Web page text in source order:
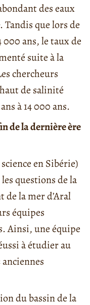
des eaux
Tandis que lors de
000 ans,le taux de
suite à la
chercheurs
de salinité
à 14 000ans.
de la dernière ère
en Sibérie)
questions de la
la mer d’Aral
équipes
Ainsi,uneéquipe
à étudier au
du bassin de la